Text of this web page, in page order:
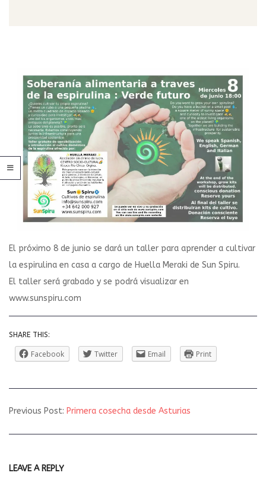
El próximo 8 de junio se dará un taller para aprender a cultivar
la espirulina en casa a cargo de Huella Meraki de Sun Spiru.
El taller será grabado y se podrá visualizar en
www.sunspiru.com
SHARE THIS:
Facebook Twitter Email Print
06-
Previous Post: Primera cosecha desde Asturias
LEAVE A REPLY